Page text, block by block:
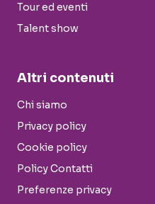
Tour ed eventi
Talent show
Altri contenuti
Chi siamo
Privacy policy
Cookie policy
Policy Contatti
Preferenze privacy